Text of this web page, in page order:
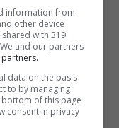
information from
other device
with 319
and our partners
data on the basis
to by managing
of this page
consent in privacy